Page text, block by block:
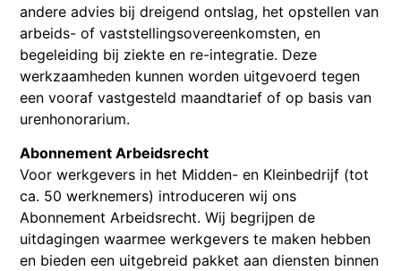
andere advies bij dreigend ontslag, het opstellen van
arbeids- of vaststellingsovereenkomsten, en
begeleiding bij ziekte en re-integratie. Deze
werkzaamheden kunnen worden uitgevoerd tegen
een vooraf vastgesteld maandtarief of op basis van
urenhonorarium.
Abonnement Arbeidsrecht
Voor werkgevers in het Midden- en Kleinbedrijf (tot
ca. 50 werknemers) introduceren wij ons
Abonnement Arbeidsrecht. Wij begrijpen de
uitdagingen waarmee werkgevers te maken hebben
en bieden een uitgebreid pakket aan diensten binnen